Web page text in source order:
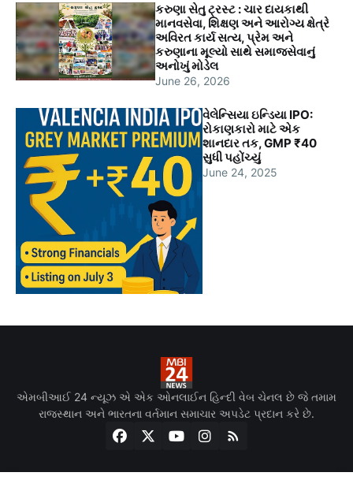
કરુણા સેતુ ટ્રસ્ટ : ચાર દાયકાથી
માનવસેવા, શિક્ષણ અને આરોગ્ય ક્ષેત્રે
અવિરત કાર્ય સત્ય, પ્રેમ અને
કરુણાના મૂલ્યો સાથે સમાજસેવાનું
અનોખું મોડેલ
June 26, 2026
વેલેન્સિયા ઇન્ડિયા IPO:
રોકાણકારો માટે એક
શાનદાર તક, GMP ₹40
સુધી પહોંચ્યું
June 24, 2025
એમબીઆઈ 24 ન્યૂઝ એ એક ઓનલાઈન હિન્દી વેબ ચેનલ છે જે તમામ
રાજસ્થાન અને ભારતના વર્તમાન સમાચાર અપડેટ પ્રદાન કરે છે.